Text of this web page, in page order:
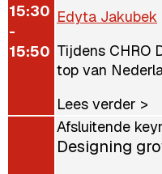
15:30
-
15:50
Edyta Jakubek
Tijdens CHRO
top van
Lees verder >
Afsluitende
Designing